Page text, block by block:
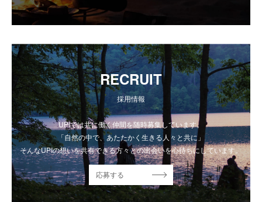
RECRUIT
採用情報
UPIでは共に働く仲間を随時募集しています。
「自然の中で、あたたかく生きる人々と共に」
そんなUPIの想いを共有できる方々との出会いを心待ちにしています。
応募する